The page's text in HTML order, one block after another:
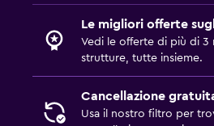
Le migliori offerte
Vedi le offerte di più di 3
strutture, tutte insieme.
Cancellazione
Usa il nostro filtro per